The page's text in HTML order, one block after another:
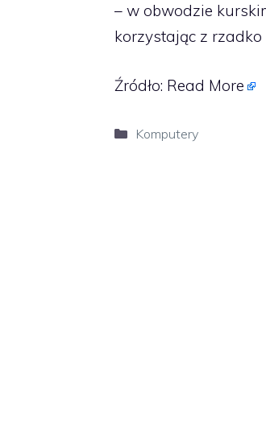
– w obwodzie
korzystając z
Źródło: Read More
Kategorie
Komputery